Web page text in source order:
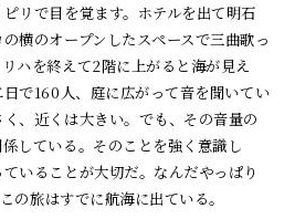
リで目を覚ます。ホテルを出て明石
横のオープンしたスペースで三曲歌っ
ハを終えて2階に上がると海が見え
で160 人、庭に広がって音を聞いてい
、近くは大きい。でも、その音量の
している。そのことを強く意識し
いることが大切だ。なんだやっぱり
の旅はすでに航海に出ている。